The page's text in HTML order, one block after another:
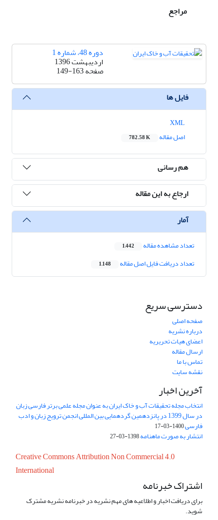
مراجع
دوره 48، شماره 1
اردیبهشت 1396
صفحه149-163
فایل ها
اصل مقاله
782.58 K
هم رسانی
ارجاع به این مقاله
آمار
تعداد مشاهده مقاله 1,442
تعداد دریافت فایل اصل مقاله 1,148
دسترسی سریع
صفحه اصلی
درباره نشریه
اعضای هیات تحریریه
ارسال مقاله
تماس با ما
نقشه سایت
آخرین اخبار
انتخاب مجله تحقیقات آب و خاک ایران به عنوان مجله علمی برتر فارسی زبان
در سال 1399 در پانزدهمین گردهمایی بین المللی انجمن ترویج زبان و ادب
فارسی1400-03-17
انتشار به صورت ماهنامه1398-03-27
Creative Commons Attribution Non Commercial 4.0
International
اشتراک خبرنامه
برای دریافت اخبار و اطلاعیه های مهم نشریه در خبرنامه نشریه مشترک
شوید.